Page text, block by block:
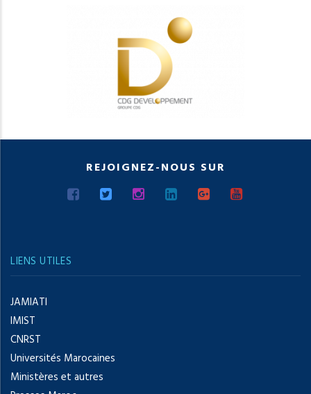
REJOIGNEZ-NOUS SUR
LIENS UTILES
JAMIATI
IMIST
CNRST
Universités Marocaines
Ministères et autres